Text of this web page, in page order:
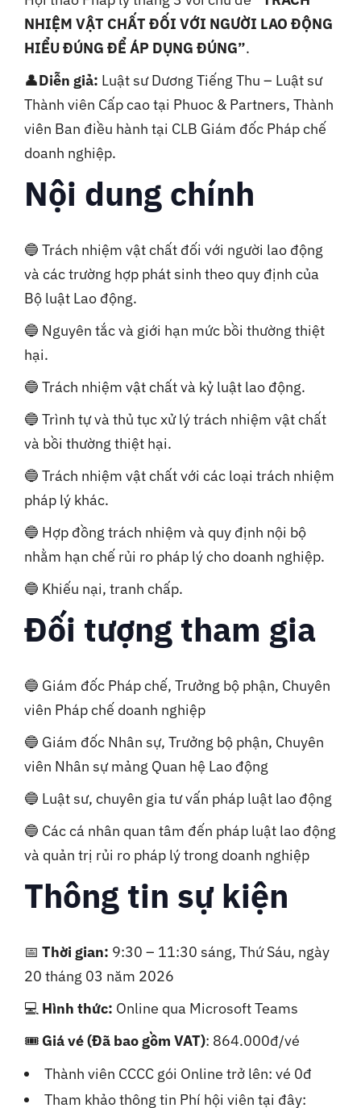
NHIỆM VẬT CHẤT ĐỐI VỚI NGƯỜI LAO ĐỘNG
HIỂU ĐÚNG ĐỂ ÁP DỤNG ĐÚNG”.
👤Diễn giả: Luật sư Dương Tiếng Thu – Luật sư
Thành viên Cấp cao tại Phuoc & Partners, Thành
viên Ban điều hành tại CLB Giám đốc Pháp chế
doanh nghiệp.
Nội dung chính
🔵 Trách nhiệm vật chất đối với người lao động
và các trường hợp phát sinh theo quy định của
Bộ luật Lao động.
🔵 Nguyên tắc và giới hạn mức bồi thường thiệt
hại.
🔵 Trách nhiệm vật chất và kỷ luật lao động.
🔵 Trình tự và thủ tục xử lý trách nhiệm vật chất
và bồi thường thiệt hại.
🔵 Trách nhiệm vật chất với các loại trách nhiệm
pháp lý khác.
🔵 Hợp đồng trách nhiệm và quy định nội bộ
nhằm hạn chế rủi ro pháp lý cho doanh nghiệp.
🔵 Khiếu nại, tranh chấp.
Đối tượng tham gia
🔵 Giám đốc Pháp chế, Trưởng bộ phận, Chuyên
viên Pháp chế doanh nghiệp
🔵 Giám đốc Nhân sự, Trưởng bộ phận, Chuyên
viên Nhân sự mảng Quan hệ Lao động
🔵 Luật sư, chuyên gia tư vấn pháp luật lao động
🔵 Các cá nhân quan tâm đến pháp luật lao động
và quản trị rủi ro pháp lý trong doanh nghiệp
Thông tin sự kiện
📅 Thời gian: 9:30 – 11:30 sáng, Thứ Sáu, ngày
20 tháng 03 năm 2026
💻 Hình thức: Online qua Microsoft Teams
🎟️ Giá vé (Đã bao gồm VAT): 864.000đ/vé
Thành viên CCCC gói Online trở lên: vé 0đ
Tham khảo thông tin Phí hội viên tại đây: